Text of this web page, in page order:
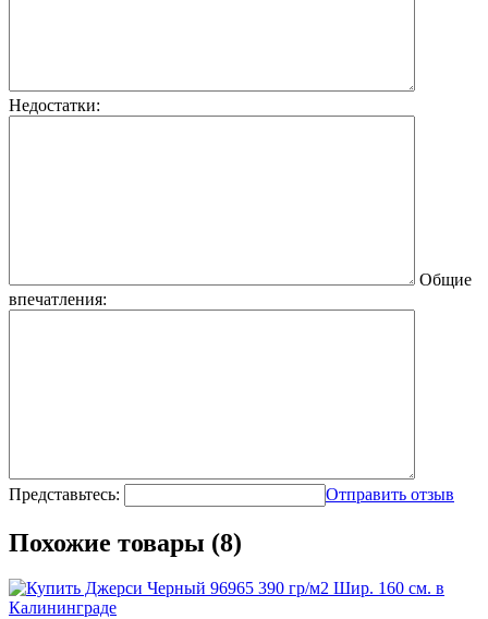
Недостатки:
Общие
впечатления:
Представьтесь: Отправить отзыв
Похожие товары (8)